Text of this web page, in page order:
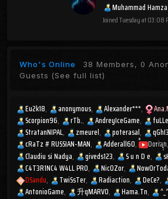
Muhammad
JoinedTuesday at 03:08
Who's Online 38 Members, 0
Guests (See full list)
Eu2k18 anonymous Alexander***
Scorpion96
rTb. AndreyIceGame
StratanNIPAL
zmeurel poterasal
cRaTz # RUSSIAN-MAN
Adderall60 Dorian
Claudiu si Nadya
giveds123 S u n D e
C4T3R1NC4 W4LL PR0
Nic0Zor
DSandu
TwiSsTer Radiaction DeCe?
AntonioGame
升qMARV0 Hama.Tn